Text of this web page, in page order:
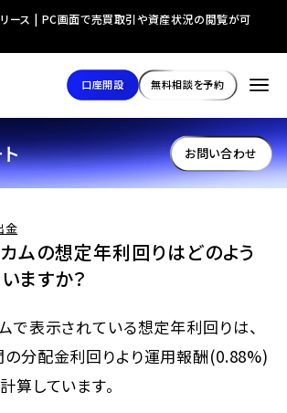
お問い合わせ
金
ムの想定年利回りはどのよう
ますか？
で表示されている想定年利回りは、
分配金利回りより運用報酬(0.88%)
算しています。
ース | PC画面で売買取引や資産状況の閲覧が可
口座開設 無料相談を予約